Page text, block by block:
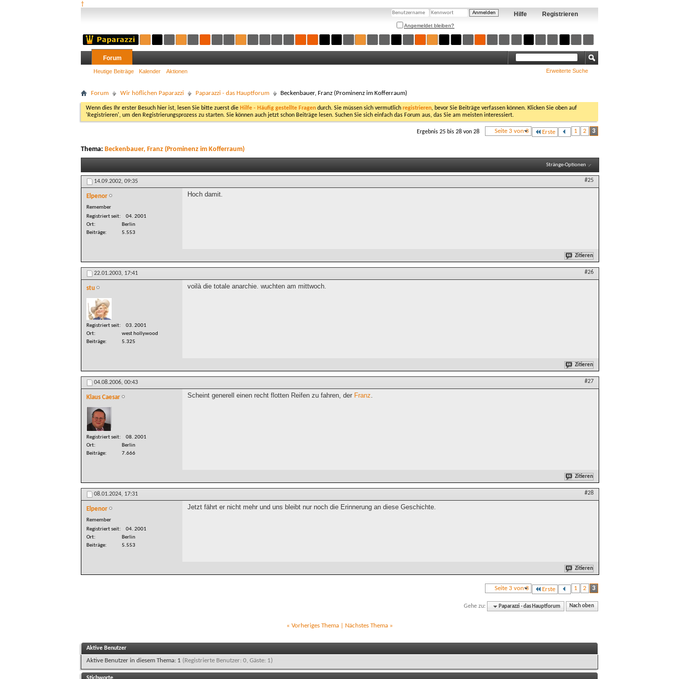
†
Registrieren
Hilfe
Angemeldet bleiben?
Forum
Heutige Beiträge Kalender Aktionen Erweiterte Suche
Forum Wir höflichen Paparazzi Paparazzi - das Hauptforum Beckenbauer, Franz (Prominenz im Kofferraum)
Wenn dies Ihr erster Besuch hier ist, lesen Sie bitte zuerst die Hilfe - Häufig gestellte Fragen durch. Sie müssen sich vermutlich registrieren, bevor Sie Beiträge verfassen können. Klicken Sie oben auf
'Registrieren', um den Registrierungsprozess zu starten. Sie können auch jetzt schon Beiträge lesen. Suchen Sie sich einfach das Forum aus, das Sie am meisten interessiert.
Seite 3 von 3 Erste 1 2 3
Ergebnis 25 bis 28 von 28
Thema: Beckenbauer, Franz (Prominenz im Kofferraum)
Stränge-Optionen
14.09.2002, 09:35 #25
Elpenor
Remember
Registriert seit
04. 2001
Ort
Berlin
Beiträge
5.553
Hoch damit.
Zitieren
22.01.2003, 17:41 #26
stu
Registriert seit
03. 2001
Ort
west hollywood
Beiträge
5.325
voilà die totale anarchie. wuchten am mittwoch.
Zitieren
04.08.2006, 00:43 #27
Klaus Caesar
Registriert seit
08. 2001
Ort
Berlin
Beiträge
7.666
Scheint generell einen recht flotten Reifen zu fahren, der Franz
Zitieren
08.01.2024, 17:31 #28
Elpenor
Remember
Registriert seit
04. 2001
Ort
Berlin
Beiträge
5.553
Jetzt fährt er nicht mehr und uns bleibt nur noch die Erinnerung an diese Geschichte.
Zitieren
Seite 3 von 3 Erste 1 2 3
Gehe zu: Paparazzi - das Hauptforum Nach oben
« Vorheriges Thema| Nächstes Thema »
Aktive Benutzer
Aktive Benutzer in diesem Thema: 1 (Registrierte Benutzer: 0, Gäste: 1)
Stichworte